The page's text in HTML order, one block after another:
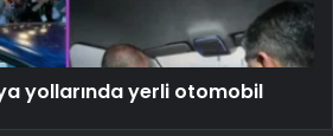
yollarında yerli otomobil